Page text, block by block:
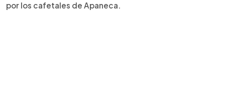
por los cafetales de Apaneca.